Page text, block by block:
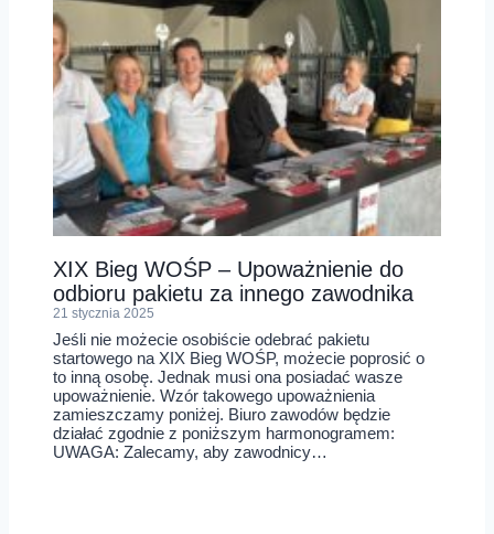
XIX Bieg WOŚP – Upoważnienie do
odbioru pakietu za innego zawodnika
21 stycznia 2025
Jeśli nie możecie osobiście odebrać pakietu
startowego na XIX Bieg WOŚP, możecie poprosić o
to inną osobę. Jednak musi ona posiadać wasze
upoważnienie. Wzór takowego upoważnienia
zamieszczamy poniżej. Biuro zawodów będzie
działać zgodnie z poniższym harmonogramem:
UWAGA: Zalecamy, aby zawodnicy…